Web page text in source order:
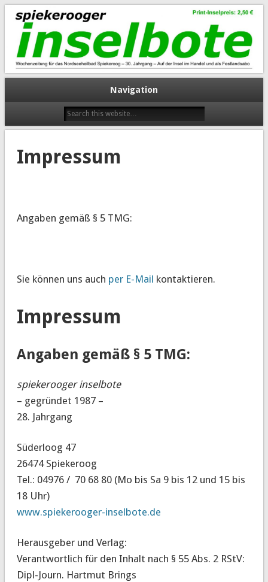
spiekerooger inselbote
Navigation
Impressum
Angaben gemäß § 5 TMG:
Sie können uns auch per E-Mail kontaktieren.
Impressum
Angaben gemäß § 5 TMG:
spiekerooger inselbote
– gegründet 1987 –
28. Jahrgang
Süderloog 47
26474 Spiekeroog
Tel.: 04976 / 70 68 80 (Mo bis Sa 9 bis 12 und 15 bis
18 Uhr)
www.spiekerooger-inselbote.de
Herausgeber und Verlag:
Verantwortlich für den Inhalt nach § 55 Abs. 2 RStV:
Dipl-Journ. Hartmut Brings